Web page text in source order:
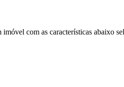
com as características abaixo